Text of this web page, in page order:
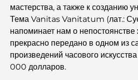
путешествие.
Откройте для себя
Джумейра: прогулка среди
видов.
Лучшие районы Дубая для
мастерства, а также к созданию
Тема Vanitas Vanitatum (лат.:
напоминает нам о непостоянстве
прекрасно передано в одном из
произведений часового
000 долларов.